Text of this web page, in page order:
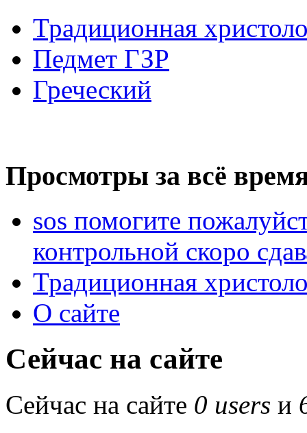
Традиционная
Педмет ГЗР
Греческий
Просмотры за всё
sos помогите
контрольной скоро
Традиционная
О сайте
Сейчас на сайте
Сейчас на сайте 0 users и